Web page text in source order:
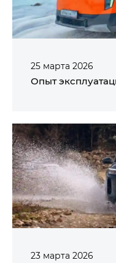
25 марта 2026
Опыт
23 марта 2026